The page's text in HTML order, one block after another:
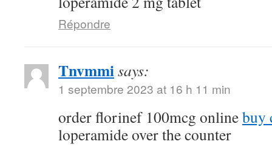
Répondre
Tnvmmisays:
1 septembre 2023 at 16 h 11 min
order florinef 100mcg onlinebuy
loperamide over the counter